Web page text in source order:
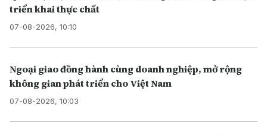
triển khai thực chất
07-08-2026, 10:10
Ngoại giao đồng hành cùng doanh nghiệp, mở rộng
không gian phát triển cho Việt Nam
07-08-2026, 10:03